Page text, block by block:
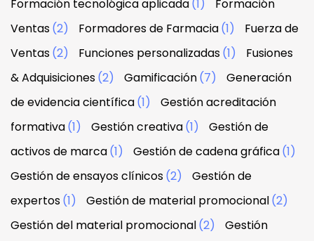
Formación tecnológica aplicada(1)
Formación
Ventas(2) Formadores de Farmacia(1)
Fuerza de
Ventas(2) Funciones personalizadas(1)
Fusiones
& Adquisiciones(2) Gamificación(7)
Generación
de evidencia científica(1)
Gestión acreditación
formativa(1) Gestión creativa(1)
Gestión de
activos de marca(1) Gestión de cadena gráfica(1)
Gestión de ensayos clínicos(2)
Gestión de
expertos(1) Gestión de material promocional(2)
Gestión del material promocional(2)
Gestión